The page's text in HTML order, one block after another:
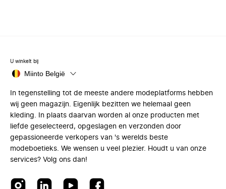
U winkelt bij
Miinto België
In tegenstelling tot de meeste andere modeplatforms hebben
wij geen magazijn. Eigenlijk bezitten we helemaal geen
kleding. In plaats daarvan worden al onze producten met
liefde geselecteerd, opgeslagen en verzonden door
gepassioneerde verkopers van 's werelds beste
modeboetieks. We wensen u veel plezier. Houdt u van onze
services? Volg ons dan!